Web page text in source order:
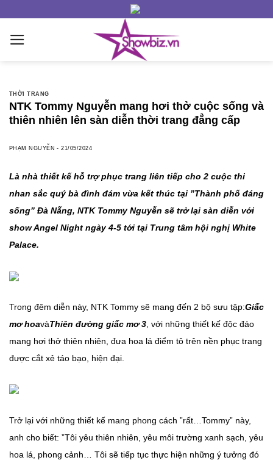
content
THỜI TRANG
NTK Tommy Nguyễn mang hơi thở cuộc sống và
thiên nhiên lên sàn diễn thời trang đẳng cấp
PHẠM NGUYỄN -21/05/2024
Là nhà thiết kế hỗ trợ phục trang liên tiếp cho 2 cuộc thi
nhan sắc quý bà đình đám vừa kết thúc tại ”Thành phố đáng
sống” Đà Nẵng, NTK Tommy Nguyễn sẽ trở lại sàn diễn với
show Angel Night ngày 4-5 tới tại Trung tâm hội nghị White
Palace.
Trong đêm diễn này, NTK Tommy sẽ mang đến 2 bộ sưu tập:Giấc
mơ hoavàThiên đường giấc mơ 3 , với những thiết kế độc đáo
mang hơi thở thiên nhiên, đưa hoa lá điểm tô trên nền phục trang
được cắt xẻ táo bạo, hiện đại.
Trở lại với những thiết kế mang phong cách ”rất…Tommy” này,
anh cho biết: ”Tôi yêu thiên nhiên, yêu môi trường xanh sạch, yêu
hoa lá, phong cảnh… Tôi sẽ tiếp tục thực hiện những ý tưởng đó